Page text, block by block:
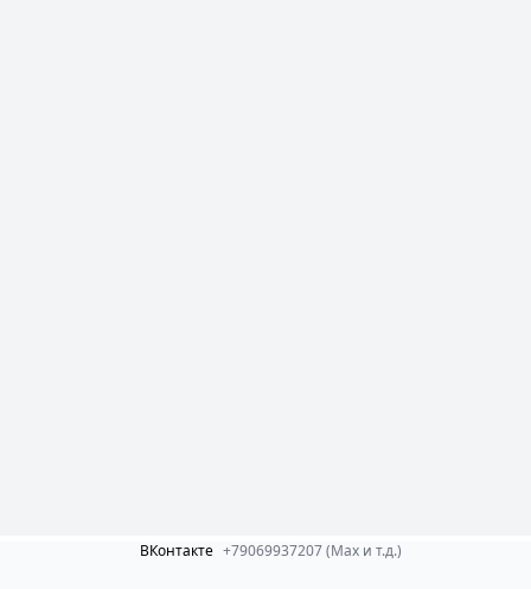
ВКонтакте +79069937207 (Max и т.д.)